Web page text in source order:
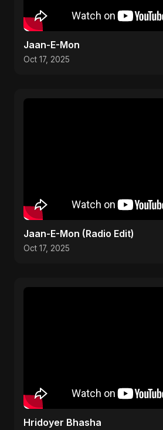
Jaan-E-Mon
Oct 17, 2025
Jaan-E-Mon (Radio Edit)
Oct 17, 2025
Hridoyer Bhasha